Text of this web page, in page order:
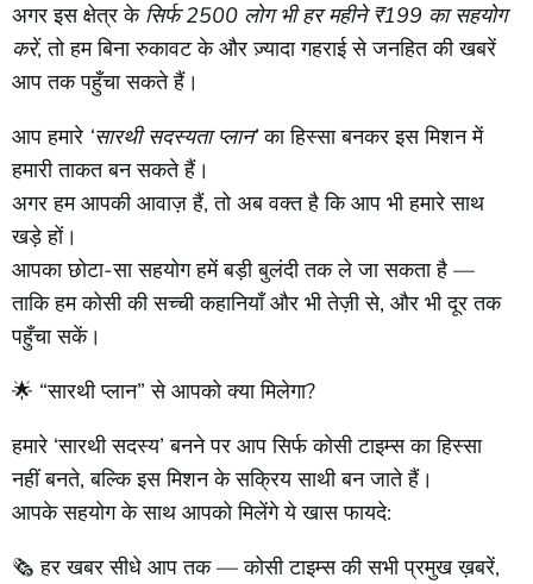
अगर इस क्षेत्र के सिर्फ 2500 लोग भी हर महीने ₹199 का सहयोग
करें, तो हम बिना रुकावट के और ज़्यादा गहराई से जनहित की खबरें
आप तक पहुँचा सकते हैं।
आप हमारे ‘सारथी सदस्यता प्लान’का हिस्सा बनकर इस मिशन में
हमारी ताकत बन सकते हैं।
अगर हम आपकी आवाज़ हैं, तो अब वक्त है कि आप भी हमारे साथ
खड़े हों।
आपका छोटा-सा सहयोग हमें बड़ी बुलंदी तक ले जा सकता है —
ताकि हम कोसी की सच्ची कहानियाँ और भी तेज़ी से, और भी दूर तक
पहुँचा सकें।
🌟 “सारथी प्लान” से आपको क्या मिलेगा?
हमारे ‘सारथी सदस्य’ बनने पर आप सिर्फ कोसी टाइम्स का हिस्सा
नहीं बनते, बल्कि इस मिशन के सक्रिय साथी बन जाते हैं।
आपके सहयोग के साथ आपको मिलेंगे ये खास फायदे:
🗞️ हर खबर सीधे आप तक — कोसी टाइम्स की सभी प्रमुख ख़बरें,